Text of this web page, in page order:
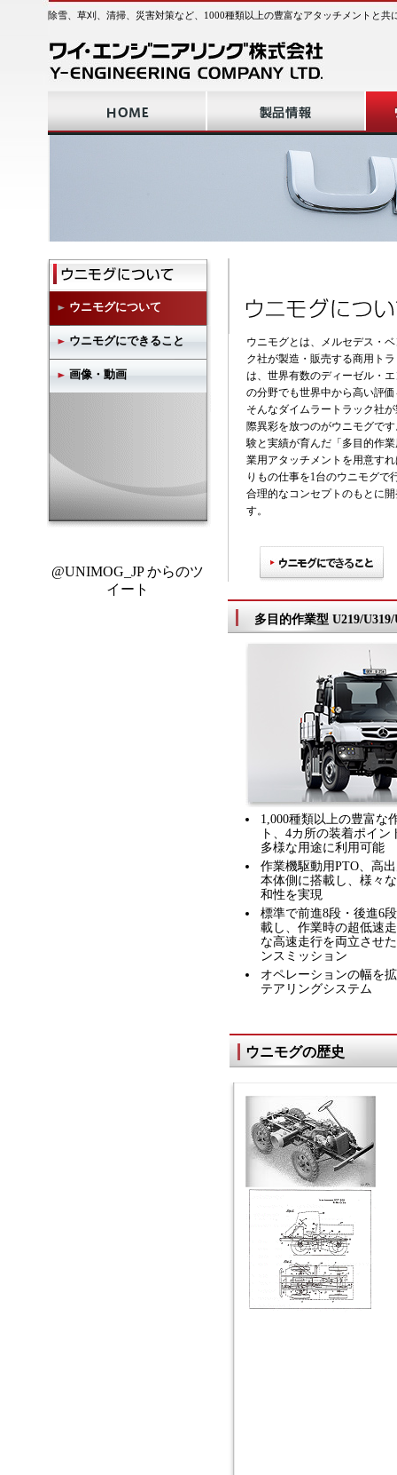
除雪、草刈、清掃、災害対策など、1000種類以上の豊富なアタッチメントと共
ウニモグとは、メルセデス・
ク社が製造・販売する商用ト
は、世界有数のディーゼル・
の分野でも世界中から高い評
そんなダイムラートラック社
際異彩を放つのがウニモグで
験と実績が育んだ「多目的作
業用アタッチメントを用意す
りもの仕事を1台のウニモグで
合理的なコンセプトのもとに
す。
多目的作業型 U219/
1,000種類以上の豊富な
ト、4カ所の装着ポイ
多様な用途に利用可能
作業機駆動用PTO、高
本体側に搭載し、様々
和性を実現
標準で前進8段・後進6
載し、作業時の超低速
な高速走行を両立させ
ンスミッション
オペレーションの幅を
テアリングシステム
ウニモグの歴史
ウニモグについて
ウニモグにできること
画像・動画
@UNIMOG_JP からのツ
イート